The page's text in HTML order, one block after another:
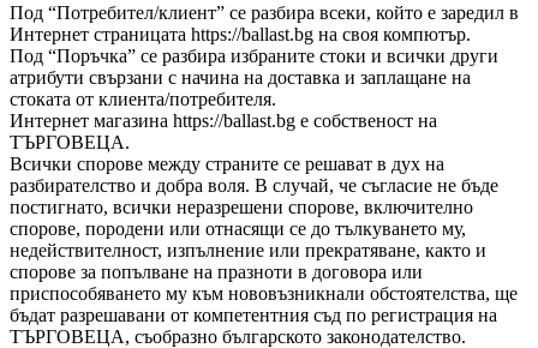
Под “Потребител/клиент” се разбира всеки, който е заредил в
Интернет страницата https://ballast.bg на своя компютър.
Под “Поръчка” се разбира избраните стоки и всички други
атрибути свързани с начина на доставка и заплащане на
стоката от клиента/потребителя.
Интернет магазина https://ballast.bg е собственост на
ТЪРГОВЕЦА.
Всички спорове между страните се решават в дух на
разбирателство и добра воля. В случай, че съгласие не бъде
постигнато, всички неразрешени спорове, включително
спорове, породени или отнасящи се до тълкуването му,
недействителност, изпълнение или прекратяване, както и
спорове за попълване на празноти в договора или
приспособяването му към нововъзникнали обстоятелства, ще
бъдат разрешавани от компетентния съд по регистрация на
ТЪРГОВЕЦА, съобразно българското законодателство.